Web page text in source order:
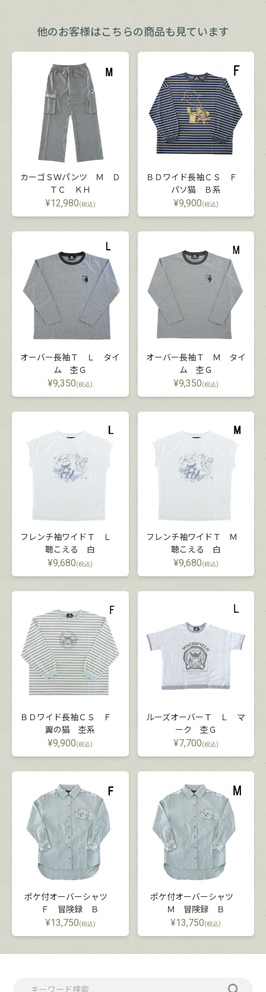
他のお客様はこちらの商品も見ています
カーゴＳＷパンツ Ｍ Ｄ
ＴＣ ＫＨ
¥12,980(税込)
ＢＤワイド長袖ＣＳ Ｆ
パソ猫 Ｂ系
¥9,900(税込)
オーバー長袖Ｔ Ｌ タイ
ム 杢Ｇ
¥9,350(税込)
オーバー長袖Ｔ Ｍ タイ
ム 杢Ｇ
¥9,350(税込)
フレンチ袖ワイドＴ Ｌ
聴こえる 白
¥9,680(税込)
フレンチ袖ワイドＴ Ｍ
聴こえる 白
¥9,680(税込)
ＢＤワイド長袖ＣＳ Ｆ
翼の猫 杢系
¥9,900(税込)
ルーズオーバーＴ Ｌ マ
ーク 杢Ｇ
¥7,700(税込)
ポケ付オーバーシャツ
Ｆ 冒険録 Ｂ
¥13,750(税込)
ポケ付オーバーシャツ
Ｍ 冒険録 Ｂ
¥13,750(税込)